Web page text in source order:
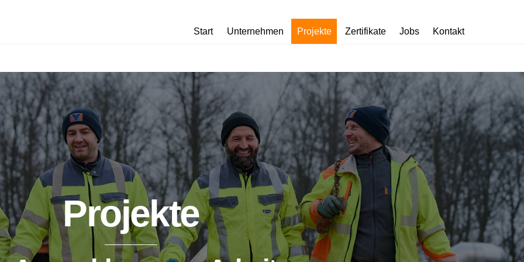
Start Unternehmen Projekte Zertifikate Jobs Kontakt
Projekte